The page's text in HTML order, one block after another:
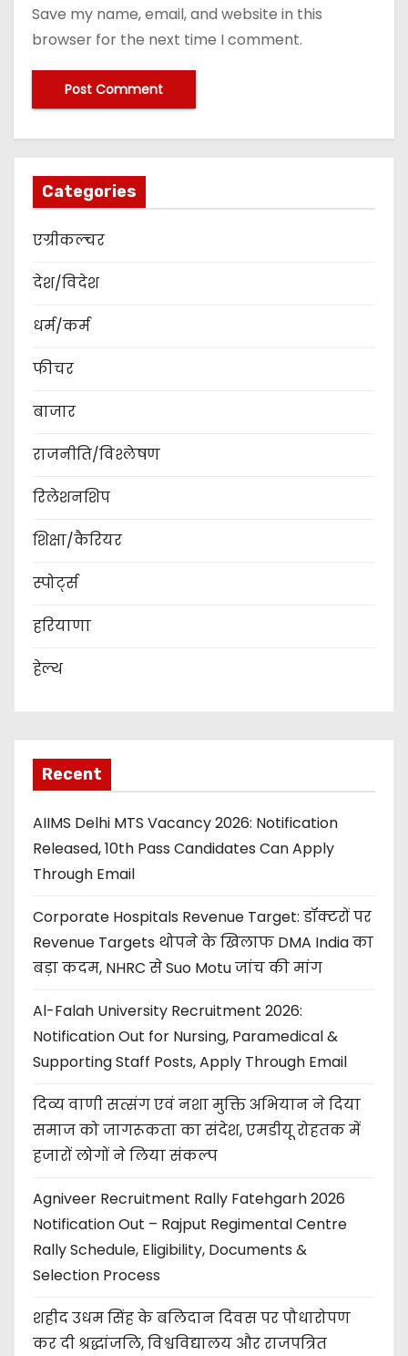
Save my name, email, and website in this
browser for the next time I comment.
Categories
एग्रीकल्चर
देश/विदेश
धर्म/कर्म
फीचर
बाजार
राजनीति/विश्लेषण
रिलेशनशिप
शिक्षा/कैरियर
स्पोर्ट्स
हरियाणा
हेल्थ
Recent
AIIMS Delhi MTS Vacancy 2026: Notification
Released, 10th Pass Candidates Can Apply
Through Email
Corporate Hospitals Revenue Target: डॉक्टरों पर
Revenue Targets थोपने के खिलाफ DMA India का
बड़ा कदम, NHRC से Suo Motu जांच की मांग
Al-Falah University Recruitment 2026:
Notification Out for Nursing, Paramedical &
Supporting Staff Posts, Apply Through Email
दिव्य वाणी सत्संग एवं नशा मुक्ति अभियान ने दिया
समाज को जागरूकता का संदेश, एमडीयू रोहतक में
हजारों लोगों ने लिया संकल्प
Agniveer Recruitment Rally Fatehgarh 2026
Notification Out – Rajput Regimental Centre
Rally Schedule, Eligibility, Documents &
Selection Process
शहीद उधम सिंह के बलिदान दिवस पर पौधारोपण
कर दी श्रद्धांजलि, विश्वविद्यालय और राजपत्रित